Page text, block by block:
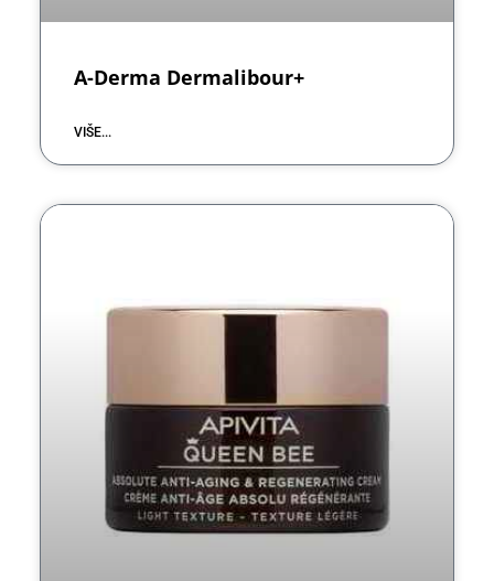
A-Derma Dermalibour+
VIŠE...